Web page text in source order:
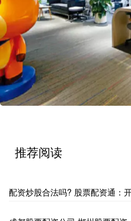
推荐阅读
配资炒股合法吗? 股票配资通：